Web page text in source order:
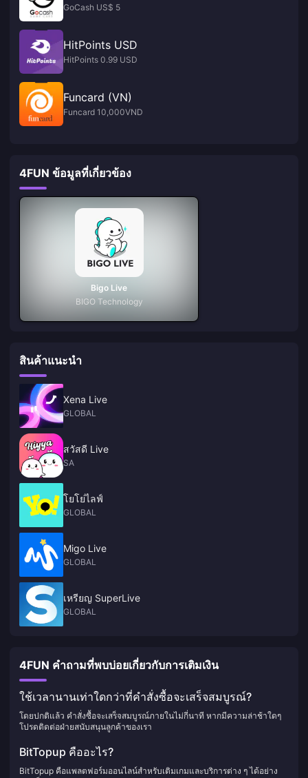
GoCash US$ 5
HitPoints USD
HitPoints 0.99 USD
Funcard (VN)
Funcard 10,000VND
4FUN ข้อมูลที่เกี่ยวข้อง
Bigo Live
BIGO Technology
สินค้าแนะนำ
Xena Live
GLOBAL
สวัสดี Live
SA
โยโย่ไลฟ์
GLOBAL
Migo Live
GLOBAL
เหรียญ SuperLive
GLOBAL
4FUN คำถามที่พบบ่อยเกี่ยวกับการเติมเงิน
ใช้เวลานานเท่าใดกว่าที่คำสั่งซื้อจะเสร็จสมบูรณ์?
โดยปกติแล้ว คำสั่งซื้อจะเสร็จสมบูรณ์ภายในไม่กี่นาที หากมีความล่าช้าใดๆ
โปรดติดต่อฝ่ายสนับสนุนลูกค้าของเรา
BitTopup คืออะไร?
BitTopup คือแพลตฟอร์มออนไลน์สำหรับเติมเกมและบริการต่าง ๆ ได้อย่าง